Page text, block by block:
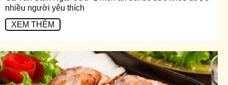
nhiều người yêu thích
XEM THÊM